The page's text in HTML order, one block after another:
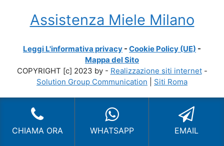
Assistenza Miele Milano
Leggi L'informativa privacy - Cookie Policy (UE) -
Mappa del Sito
COPYRIGHT [c] 2023 by - Realizzazione siti internet-
Solution Group Communication
Siti Roma
CHIAMA ORA WHATSAPP EMAIL